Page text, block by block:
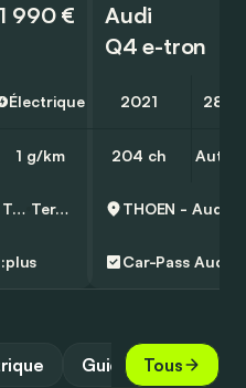
990 €
Électrique
1 g/km
D'Ieteren Mobility Center Ternat Ternat
Audi
Q4 e-tron
2021 28
204 ch
THOEN - Audi
Car-Pass Audi
Guide Tous